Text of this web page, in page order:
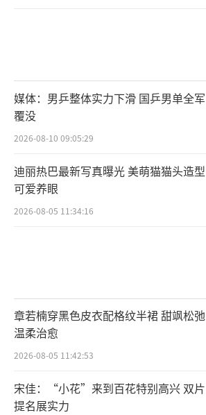
媒体：男乒整体实力下滑 国乒男单全军
覆没
2026-08-10 09:05:29
迪丽热巴最新写真曝光 美萌猫猫头造型
可爱养眼
2026-08-05 11:34:16
章若楠穿黑色皮衣配格纹半裙 甜飒松弛
温柔治愈
2026-08-05 11:42:53
宋佳：“小花”来到百花特别高兴 双片
提名展实力